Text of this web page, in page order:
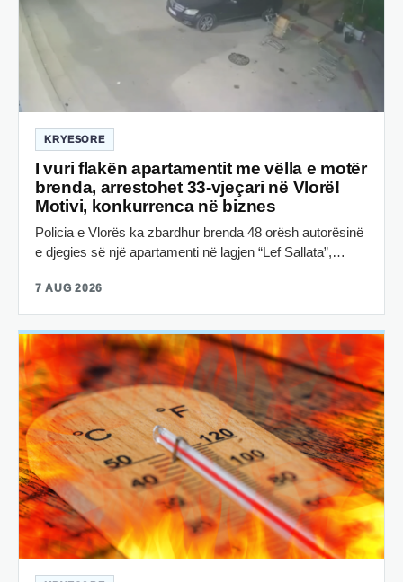
KRYESORE
I vuri flakën apartamentit me vëlla e motër
brenda, arrestohet 33-vjeçari në Vlorë!
Motivi, konkurrenca në biznes
Policia e Vlorës ka zbardhur brenda 48 orësh autorësinë
e djegies së një apartamenti në lagjen “Lef Sallata”,…
7 AUG 2026